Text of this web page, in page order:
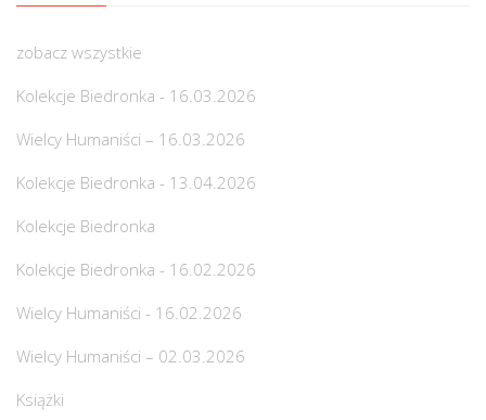
zobacz wszystkie
Kolekcje Biedronka - 16.03.2026
Wielcy Humaniści – 16.03.2026
Kolekcje Biedronka - 13.04.2026
Kolekcje Biedronka
Kolekcje Biedronka - 16.02.2026
Wielcy Humaniści - 16.02.2026
Wielcy Humaniści – 02.03.2026
Książki